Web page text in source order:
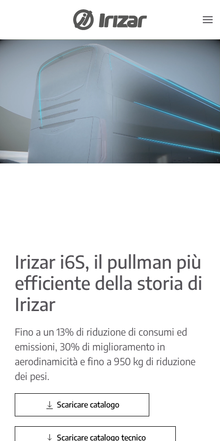
Skip to main content
Irizar i6S, il pullman più
efficiente della storia di
Irizar
Fino a un 13% di riduzione di consumi ed
emissioni, 30% di miglioramento in
aerodinamicità e fino a 950 kg di riduzione
dei pesi.
Scaricare catalogo
Scaricare catalogo tecnico